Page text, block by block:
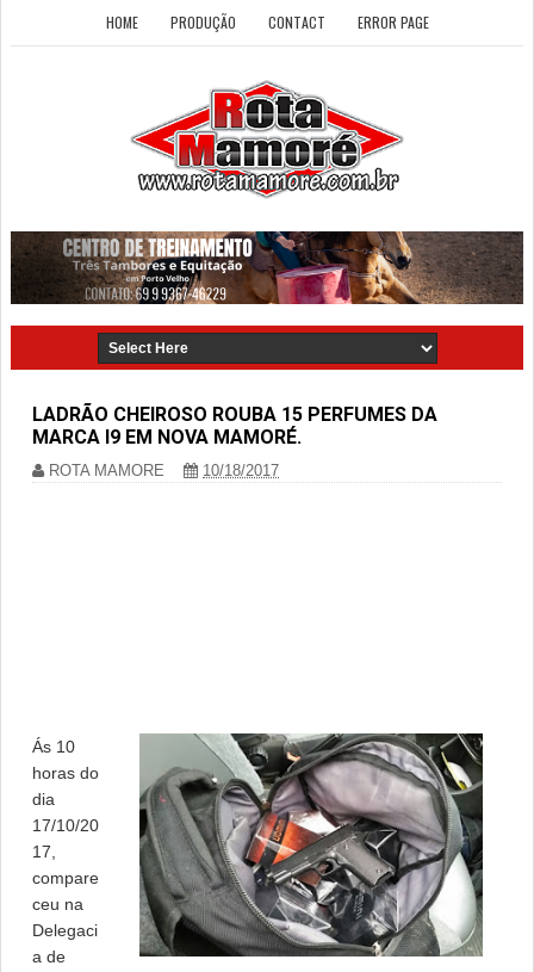
HOME PRODUÇÃO CONTACT ERROR PAGE
LADRÃO CHEIROSO ROUBA 15 PERFUMES DA
MARCA I9 EM NOVA MAMORÉ.
ROTA MAMORE 10/18/2017
Ás 10
horas do
dia
17/10/20
17,
compare
ceu na
Delegaci
a de